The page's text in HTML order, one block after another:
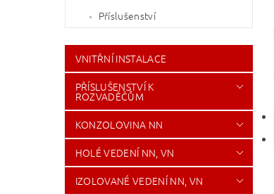
Příslušenství
VNITŘNÍ INSTALACE
PŘÍSLUŠENSTVÍ K
ROZVADĚČŮM
KONZOLOVINA NN
HOLÉ VEDENÍ NN, VN
IZOLOVANÉ VEDENÍ NN, VN